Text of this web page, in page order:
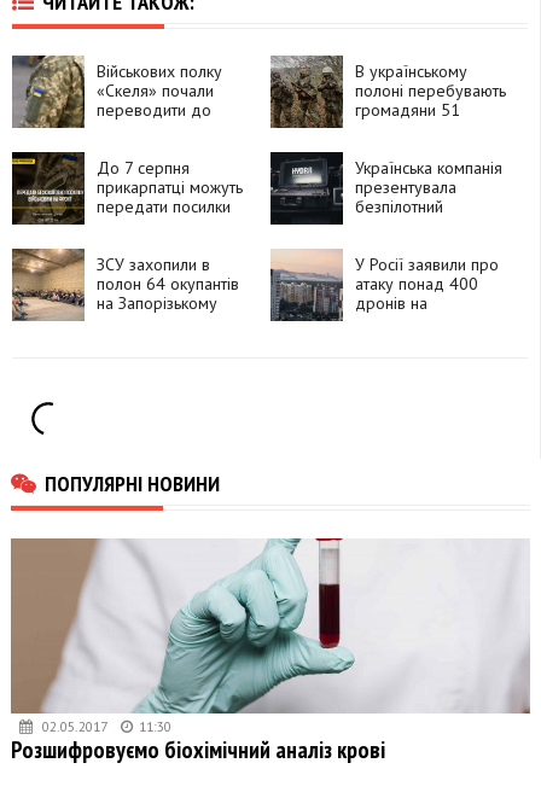
Військових полку
«Скеля» почали
переводити до
В українському
полоні перебувають
громадяни 51
До 7 серпня
прикарпатці можуть
передати посилки
Українська компанія
презентувала
безпілотний
ЗСУ захопили в
полон 64 окупантів
на Запорізькому
У Росії заявили про
атаку понад 400
дронів на
ПОПУЛЯРНІ НОВИНИ
02.05.2017 11:30
Розшифровуємо біохімічний аналіз крові